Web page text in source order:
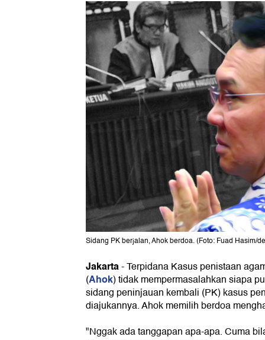
Sidang PK berjalan, Ahok berdoa. (Foto: Fuad Hasim/
Jakarta-Terpidana Kasus penistaan
(Ahok) tidak mempermasalahkan siapa
sidang peninjauan kembali (PK) kasus
diajukannya. Ahok memilih berdoa
"Nggak ada tanggapan apa-apa. Cuma